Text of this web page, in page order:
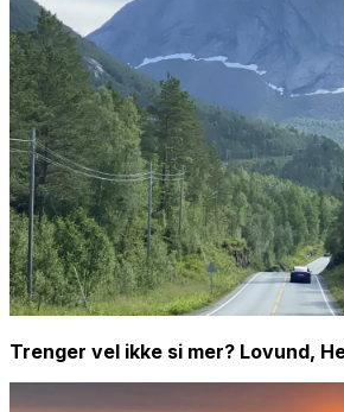
Trenger vel ikke si mer? Lovund,